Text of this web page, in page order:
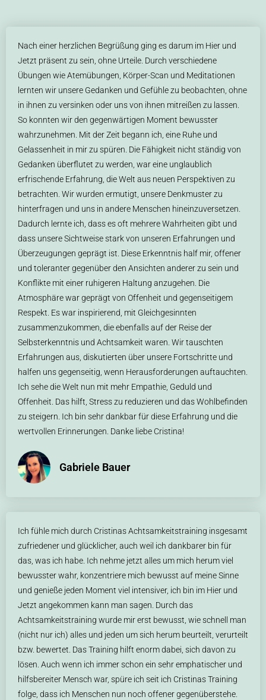
Nach einer herzlichen Begrüßung ging es darum im Hier und
Jetzt präsent zu sein, ohne Urteile. Durch verschiedene
Übungen wie Atemübungen, Körper-Scan und Meditationen
lernten wir unsere Gedanken und Gefühle zu beobachten, ohne
in ihnen zu versinken oder uns von ihnen mitreißen zu lassen.
So konnten wir den gegenwärtigen Moment bewusster
wahrzunehmen. Mit der Zeit begann ich, eine Ruhe und
Gelassenheit in mir zu spüren. Die Fähigkeit nicht ständig von
Gedanken überflutet zu werden, war eine unglaublich
erfrischende Erfahrung, die Welt aus neuen Perspektiven zu
betrachten. Wir wurden ermutigt, unsere Denkmuster zu
hinterfragen und uns in andere Menschen hineinzuversetzen.
Dadurch lernte ich, dass es oft mehrere Wahrheiten gibt und
dass unsere Sichtweise stark von unseren Erfahrungen und
Überzeugungen geprägt ist. Diese Erkenntnis half mir, offener
und toleranter gegenüber den Ansichten anderer zu sein und
Konflikte mit einer ruhigeren Haltung anzugehen. Die
Atmosphäre war geprägt von Offenheit und gegenseitigem
Respekt. Es war inspirierend, mit Gleichgesinnten
zusammenzukommen, die ebenfalls auf der Reise der
Selbsterkenntnis und Achtsamkeit waren. Wir tauschten
Erfahrungen aus, diskutierten über unsere Fortschritte und
halfen uns gegenseitig, wenn Herausforderungen auftauchten.
Ich sehe die Welt nun mit mehr Empathie, Geduld und
Offenheit. Das hilft, Stress zu reduzieren und das Wohlbefinden
zu steigern. Ich bin sehr dankbar für diese Erfahrung und die
wertvollen Erinnerungen. Danke liebe Cristina!
Gabriele Bauer
Ich fühle mich durch Cristinas Achtsamkeitstraining insgesamt
zufriedener und glücklicher, auch weil ich dankbarer bin für
das, was ich habe. Ich nehme jetzt alles um mich herum viel
bewusster wahr, konzentriere mich bewusst auf meine Sinne
und genieße jeden Moment viel intensiver, ich bin im Hier und
Jetzt angekommen kann man sagen. Durch das
Achtsamkeitstraining wurde mir erst bewusst, wie schnell man
(nicht nur ich) alles und jeden um sich herum beurteilt, verurteilt
bzw. bewertet. Das Training hilft enorm dabei, sich davon zu
lösen. Auch wenn ich immer schon ein sehr emphatischer und
hilfsbereiter Mensch war, spüre ich seit ich Cristinas Training
folge, dass ich Menschen nun noch offener gegenüberstehe.